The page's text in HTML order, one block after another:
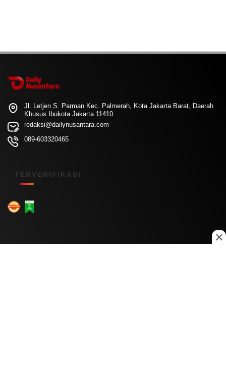
Jl. Letjen S. Parman Kec. Palmerah, Kota Jakarta Barat, Daerah
Khusus Ibukota Jakarta 11410
redaksi@dailynusantara.com
089-603320465
TERVERIFIKASI